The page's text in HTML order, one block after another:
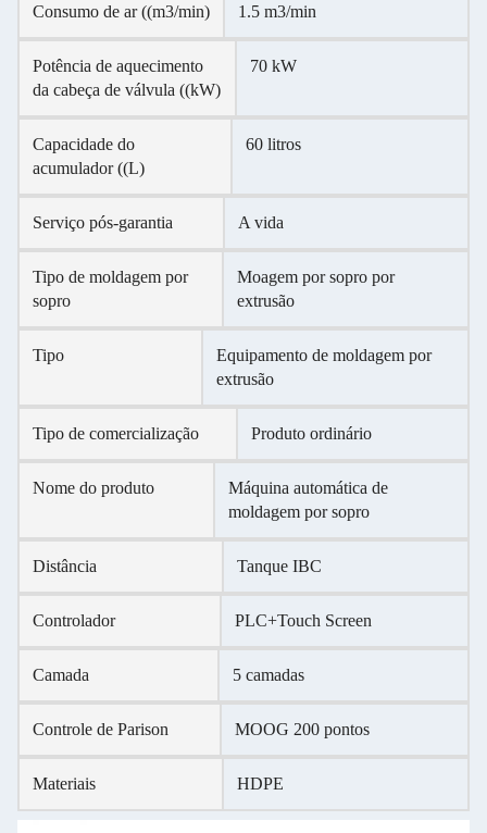
Consumo de ar ((m3/min) 1.5 m3/min
Potência de aquecimento
da cabeça de válvula ((kW)
70 kW
Capacidade do
acumulador ((L)
60 litros
Serviço pós-garantia A vida
Tipo de moldagem por
sopro
Moagem por sopro por
extrusão
Tipo
Equipamento de moldagem por
extrusão
Tipo de comercialização Produto ordinário
Nome do produto
Máquina automática de
moldagem por sopro
Distância Tanque IBC
Controlador PLC+Touch Screen
Camada 5 camadas
Controle de Parison MOOG 200 pontos
Materiais HDPE